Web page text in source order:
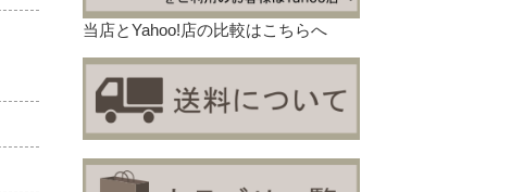
当店とYahoo!店の比較はこちらへ